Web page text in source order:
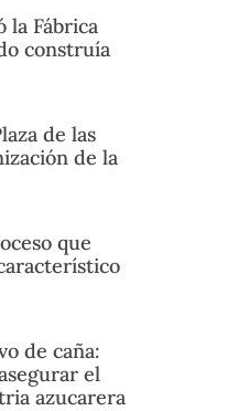
la Fábrica
construía
de las
de la
que
de caña:
el
azucarera